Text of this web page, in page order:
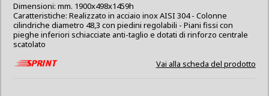
Dimensioni: mm. 1900x498x1459h
Caratteristiche: Realizzato in acciaio inox AISI 304 - Colonne
cilindriche diametro 48,3 con piedini regolabili - Piani fissi con
pieghe inferiori schiacciate anti-taglio e dotati di rinforzo centrale
scatolato
Vai alla scheda del prodotto